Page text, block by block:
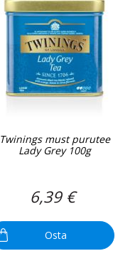
Twinings must purutee
Lady Grey 100g
6,39 €
Osta